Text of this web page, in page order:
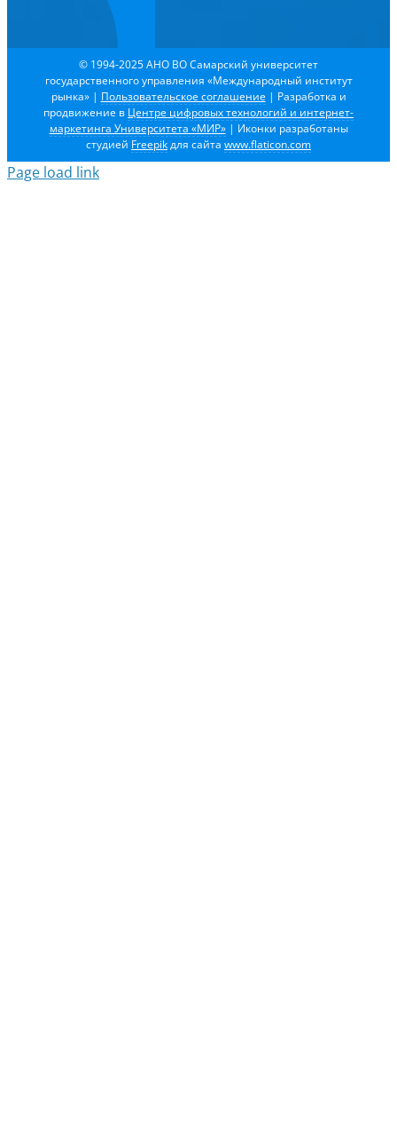
© 1994-2025 АНО ВО Самарский университет
государственного управления «Международный институт
рынка» | Пользовательское соглашение | Разработка и
продвижение в Центре цифровых технологий и интернет-
маркетинга Университета «МИР»| Иконки разработаны
студией Freepikдля сайта www.flaticon.com
Page load link